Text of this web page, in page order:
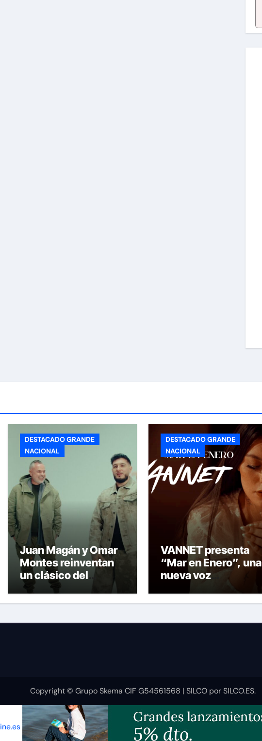
DESTACADO GRANDE
NACIONAL
Juan Magán y Omar
Montes reinventan
un clásico del
electrolatino con
“Ayer La Vi (BPA26)”
DESTACADO GRANDE
NACIONAL
VANNET presenta
“Mar en Enero”, una
nueva voz
transforma el
Copyright © Grupo Skema CIF G54561568 | SILCOporSILCO.ES.